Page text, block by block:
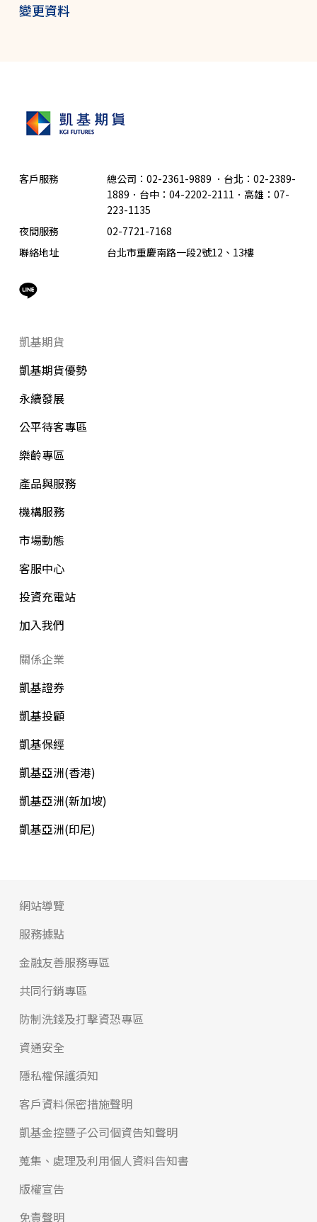
變更資料
客戶服務 總公司：02-2361-9889 ． 台北：02-2389-
1889．台中：04-2202-2111．高雄：07-
223-1135
夜間服務
02-7721-7168
聯絡地址
台北市重慶南路一段2號12、13樓
凱基期貨
凱基期貨優勢
永續發展
公平待客專區
樂齡專區
產品與服務
機構服務
市場動態
客服中心
投資充電站
加入我們
關係企業
凱基證券
凱基投顧
凱基保經
凱基亞洲(香港)
凱基亞洲(新加坡)
凱基亞洲(印尼)
網站導覽
服務據點
金融友善服務專區
共同行銷專區
防制洗錢及打擊資恐專區
資通安全
隱私權保護須知
客戶資料保密措施聲明
凱基金控暨子公司個資告知聲明
蒐集、處理及利用個人資料告知書
版權宣告
免責聲明